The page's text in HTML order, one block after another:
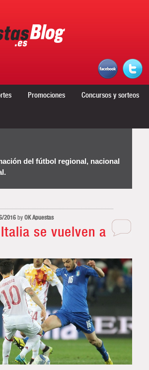
Promociones Concursos y sorteos
del fútbol regional, nacional
se vuelven a
2016 byOK Apuestas